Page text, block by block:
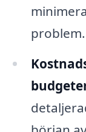
problem.